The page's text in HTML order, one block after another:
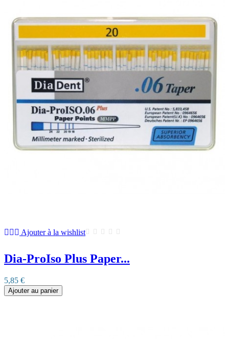
Ajouter à la wishlist
Dia-ProIso Plus Paper...
5,85 €
Ajouter au panier